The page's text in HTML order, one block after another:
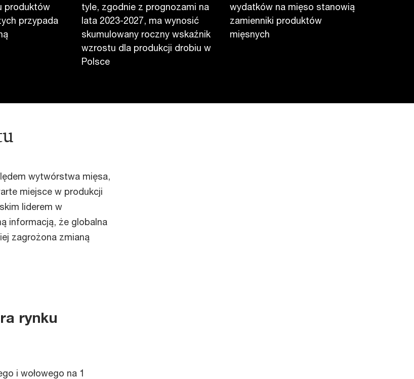
produktów
przypada
tyle, zgodnie z prognozami na
lata 2023-2027, ma wynosić
skumulowany roczny wskaźnik
wzrostu dla produkcji drobiu w
Polsce
wydatków na mięso stanowią
zamienniki produktów
mięsnych
wytwórstwa mięsa,
miejsce w produkcji
liderem w
informacją, że globalna
zagrożona zmianą
rynku
i wołowego na 1